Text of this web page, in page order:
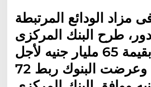
مزاد الودائع المرتبطة
طرح البنك المركزى
مزادا بقيمة 65 مليار جنيه لأجل
56 يوما، وعرضت البنوك ربط 72